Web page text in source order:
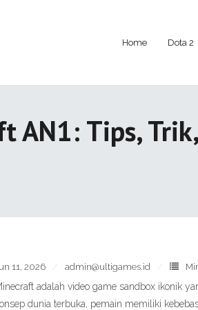
Home Dota 2
AN1: Tips,
11, 2026 admin@ultigames.id
adalah video game sandbox ikonik
dunia terbuka, pemain memiliki